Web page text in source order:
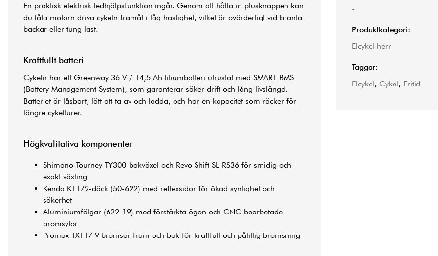
En praktisk elektrisk ledhjälpsfunktion ingår. Genom att hålla in plusknappen kan
du låta motorn driva cykeln framåt i låg hastighet, vilket är ovärderligt vid branta
backar eller tung last.
Kraftfullt batteri
Cykeln har ett Greenway 36 V / 14,5 Ah litiumbatteri utrustat med SMART BMS
(Battery Management System), som garanterar säker drift och lång livslängd.
Batteriet är låsbart, lätt att ta av och ladda, och har en kapacitet som räcker för
längre cykelturer.
Högkvalitativa komponenter
Shimano Tourney TY300-bakväxel och Revo Shift SL-RS36 för smidig och
exakt växling
Kenda K1172-däck (50-622) med reflexsidor för ökad synlighet och
säkerhet
Aluminiumfälgar (622-19) med förstärkta ögon och CNC-bearbetade
bromsytor
Promax TX117 V-bromsar fram och bak för kraftfull och pålitlig bromsning
-
Produktkategori:
Elcykel herr
Taggar:
Elcykel, Cykel, Fritid